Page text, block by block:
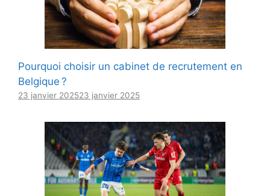
Pourquoi choisir un cabinet de recrutement en
Belgique ?
23 janvier 202523 janvier 2025